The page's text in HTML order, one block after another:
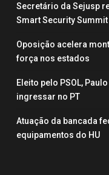
Secretário da Sejusp
Smart Security Summit
Oposição acelera
força nos estados
Eleito pelo PSOL,
ingressar no PT
Atuação da bancada
equipamentos do HU